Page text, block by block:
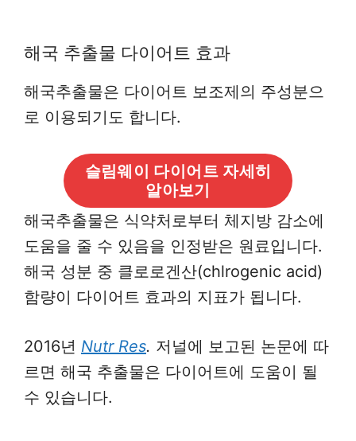
해국 추출물 다이어트 효과
해국추출물은 다이어트 보조제의 주성분으
로 이용되기도 합니다.
슬림웨이 다이어트 자세히
알아보기
해국추출물은 식약처로부터 체지방 감소에
도움을 줄 수 있음을 인정받은 원료입니다.
해국 성분 중 클로로겐산(chlrogenic acid)
함량이 다이어트 효과의 지표가 됩니다.
2016년 Nutr Res. 저널에 보고된 논문에 따
르면 해국 추출물은 다이어트에 도움이 될
수 있습니다.